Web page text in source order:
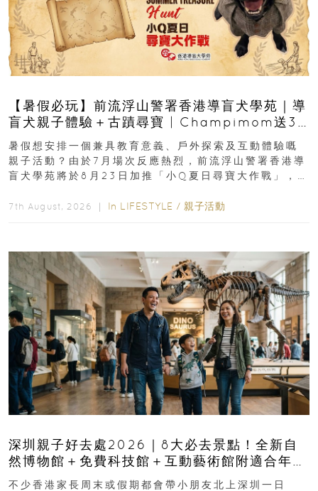
【暑假必玩】前流浮山警署香港導盲犬學苑｜導
盲犬親子體驗＋古蹟尋寶 | Champimom送3
組免費名額
暑假想安排一個兼具教育意義、戶外探索及互動體驗嘅
親子活動？由於7月場次反應熱烈，前流浮山警署香港導
盲犬學苑將於8月23日加推「小Q夏日尋寶大作戰」，家
7th August, 2026 ｜ In LIFESTYLE / 親子活動
深圳親子好去處2026｜8大必去景點！全新自
然博物館＋免費科技館＋互動藝術館附適合年
齡、交通、門票、開放時間
不少香港家長周末或假期都會帶小朋友北上深圳一日